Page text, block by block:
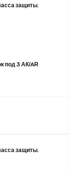
защиты.
под 3 АК/AR
защиты.